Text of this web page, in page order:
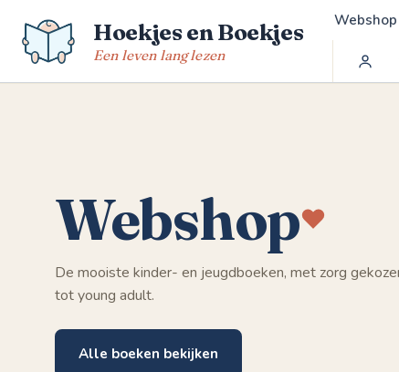
naar
inhoud
Hoekjes en Boekjes
Een leven lang lezen
Webshop
Webshop
De mooiste kinder- en jeugdboeken, met zorg
tot young adult.
Alle boeken bekijken